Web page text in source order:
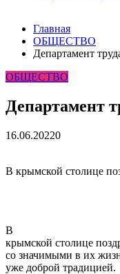
После атаки
Услуги
Более 25 тысяч
Главная
ОБЩЕСТВО
Департамент
ОБЩЕСТВО
Департамент
16.06.20220
В крымской столице
В
крымской столице
со значимыми в их
уже доброй традицией.